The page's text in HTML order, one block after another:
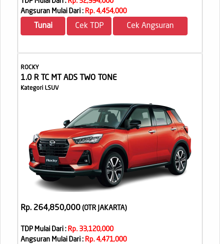
Angsuran Mulai Dari : Rp. 4,454,000
Tunai Cek TDP Cek Angsuran
ROCKY
1.0 R TC MT ADS TWO TONE
Kategori LSUV
Rp. 264,850,000 (OTR JAKARTA)
TDP Mulai Dari : Rp. 33,120,000
Angsuran Mulai Dari : Rp. 4,471,000